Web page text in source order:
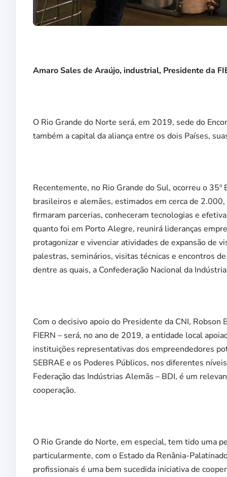
Amaro Sales de Araújo, industrial, Presidente da
O Rio Grande do Norte será, em 2019, sede do
também a capital da aliança entre os dois Países,
Recentemente, no Rio Grande do Sul, ocorreu o
brasileiros e alemães, estimados em cerca de
firmaram parcerias, conheceram tecnologias e
quanto foi em Porto Alegre, reunirá lideranças
protagonizar e vivenciar atividades de expansão de
palestras, seminários, visitas técnicas e encontros
dentre as quais, a Confederação Nacional da
Com o decisivo apoio do Presidente da CNI, Robson
FIERN – será, no ano de 2019, a entidade local
instituições representativas dos empreendedores
SEBRAE e os Poderes Públicos, nos diferentes
Federação das Indústrias Alemãs – BDI, é um
cooperação.
O Rio Grande do Norte, em especial, tem tido uma
particularmente, com o Estado da Renânia-
profissionais é uma bem sucedida iniciativa de